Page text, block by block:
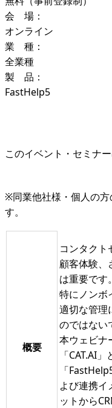
会 場：
オンライン
業 種：
全業種
製 品：
FastHelp5
このイベント・セミナ
※同業他社様・個人の方
す。
概要
コンタクト
顧客体験、
は重要です。
特にノンボ
適切な管理
のではない
本ウェビナ
「CAT.AI
「
よび連携イ
ットから